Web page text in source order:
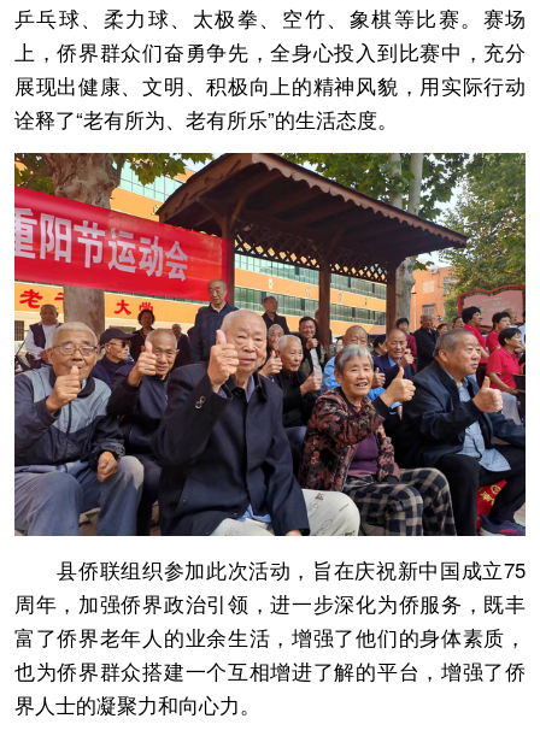
乒乓球、柔力球、太极拳、空竹、象棋等比赛。赛场
上，侨界群众们奋勇争先，全身心投入到比赛中，充分
展现出健康、文明、积极向上的精神风貌，用实际行动
诠释了“老有所为、老有所乐”的生活态度。
县侨联组织参加此次活动，旨在庆祝新中国成立75
周年，加强侨界政治引领，进一步深化为侨服务，既丰
富了侨界老年人的业余生活，增强了他们的身体素质，
也为侨界群众搭建一个互相增进了解的平台，增强了侨
界人士的凝聚力和向心力。